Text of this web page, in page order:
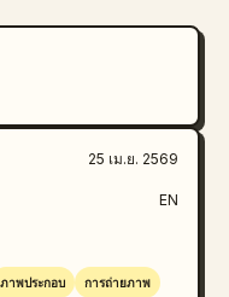
ทรงสี่เหลี่ยม 2
เบจ และอีกภาพเน้นที่
ลวดลาย
แฟชั่นเชิง
ญ่อยู่ที่มุมขวาบน และ
นกันอยู่ตามขอบขวา
25 เม.ย. 2569
EN
ภาพประกอบ การถ่ายภาพ